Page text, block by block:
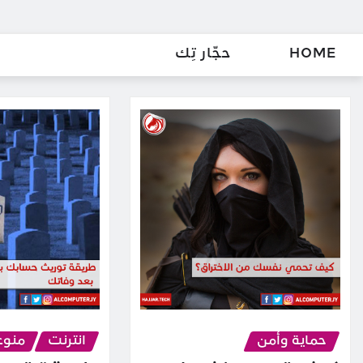
HOME حجّار تِك
حماية وأمن انترنت